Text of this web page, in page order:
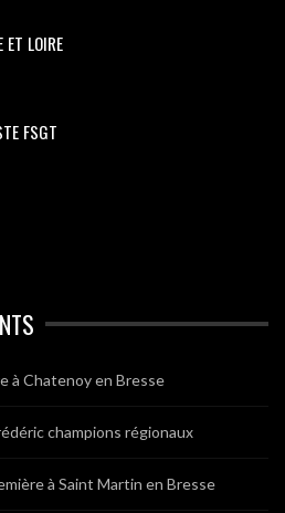
ET LOIRE
FSGT
à Chatenoy en Bresse
champions régionaux
à Saint Martin en Bresse